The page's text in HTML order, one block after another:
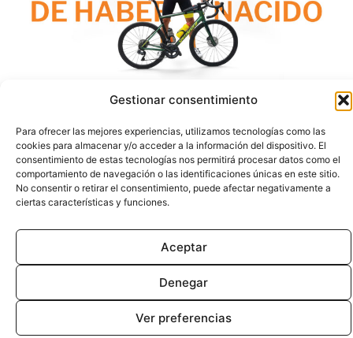
Gestionar consentimiento
Para ofrecer las mejores experiencias, utilizamos tecnologías como las
cookies para almacenar y/o acceder a la información del dispositivo. El
consentimiento de estas tecnologías nos permitirá procesar datos como el
comportamiento de navegación o las identificaciones únicas en este sitio.
No consentir o retirar el consentimiento, puede afectar negativamente a
ciertas características y funciones.
Aceptar
Denegar
Ver preferencias
Aviso Legal
Privacidad Cookies